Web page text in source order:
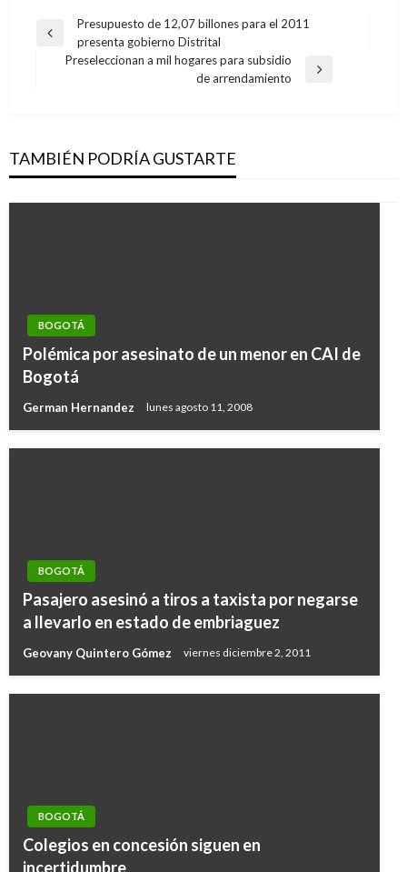
Navegación
Entrada
anterior
Presupuesto de 12,07 billones para el 2011
presenta gobierno Distrital
Preseleccionan a mil hogares para subsidio
de arrendamiento
TAMBIÉN PODRÍA GUSTARTE
BOGOTÁ
Polémica por asesinato de un menor en CAI de
Bogotá
German Hernandez lunes agosto 11, 2008
BOGOTÁ
Pasajero asesinó a tiros a taxista por negarse
a llevarlo en estado de embriaguez
Geovany Quintero Gómez viernes diciembre 2, 2011
BOGOTÁ
Colegios en concesión siguen en
incertidumbre